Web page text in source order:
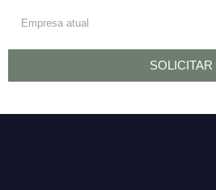
SOLICITAR